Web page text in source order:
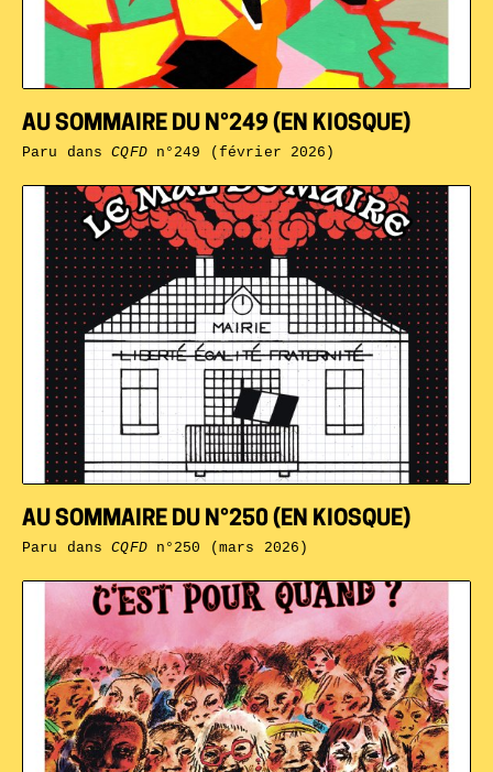
AU SOMMAIRE DU N°250 (EN KIOSQUE)
Paru dansCQFDn°250 (mars 2026)
AU SOMMAIRE DU N°249 (EN KIOSQUE)
Paru dansCQFDn°249 (février 2026)